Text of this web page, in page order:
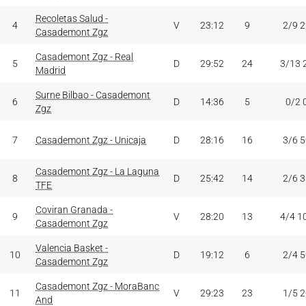
4
Recoletas Salud -
Casademont Zgz
V 23:12 9 2/9
5
Casademont Zgz - Real
Madrid
D 29:52 24 3/13
6
Surne Bilbao - Casademont
Zgz
D 14:36 5 0/2
7 Casademont Zgz - Unicaja D 28:16 16 3/6
8
Casademont Zgz - La Laguna
TFE
D 25:42 14 2/6
9
Coviran Granada -
Casademont Zgz
V 28:20 13 4/4
10
Valencia Basket -
Casademont Zgz
D 19:12 6 2/4
11
Casademont Zgz - MoraBanc
And
V 29:23 23 1/5